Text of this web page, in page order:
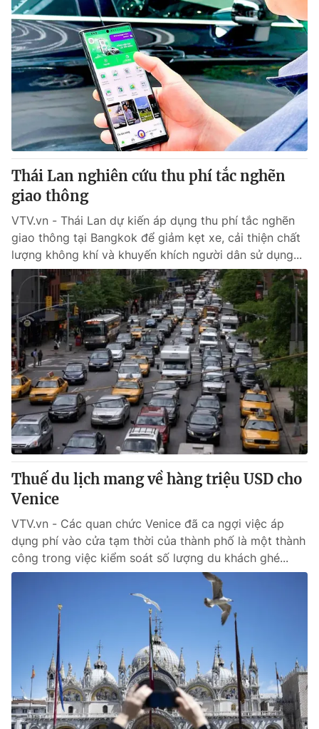
® Cấm sao chép dưới mọi hình thức nếu không có sự chấp
thuận bằng văn bản. Ghi rõ nguồn VTV.vn khi phát hành lại
thông tin từ website này.
Thái Lan nghiên cứu thu phí tắc nghẽn
giao thông
VTV.vn - Thái Lan dự kiến áp dụng thu phí tắc nghẽn
giao thông tại Bangkok để giảm kẹt xe, cải thiện chất
lượng không khí và khuyến khích người dân sử dụng...
Thuế du lịch mang về hàng triệu USD cho
Venice
VTV.vn - Các quan chức Venice đã ca ngợi việc áp
dụng phí vào cửa tạm thời của thành phố là một thành
công trong việc kiểm soát số lượng du khách ghé...